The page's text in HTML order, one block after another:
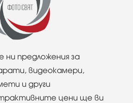
предложения за
видеокамери,
и други
цени ще ви